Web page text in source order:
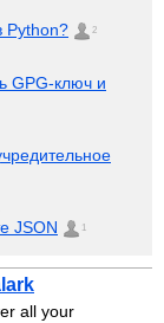
Python? 2
GPG-ключ и
JSON 1
all your